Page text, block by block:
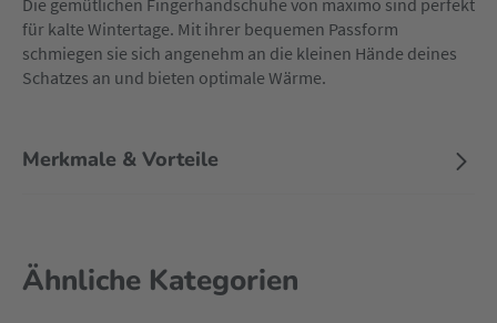
Die gemütlichen Fingerhandschuhe von maximo sind perfekt
für kalte Wintertage. Mit ihrer bequemen Passform
schmiegen sie sich angenehm an die kleinen Hände deines
Schatzes an und bieten optimale Wärme.
Merkmale & Vorteile
Ähnliche Kategorien